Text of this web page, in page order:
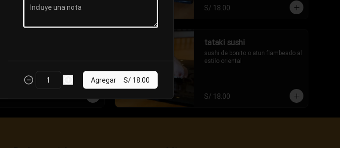
S/ 18.00
tataki sushi
sushi de bonito o atun flambeado al
estilo oriental
S/ 18.00
Agregar S/ 18.00